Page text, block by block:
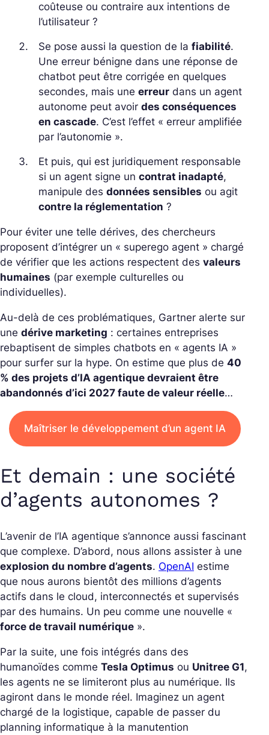
coûteuse ou contraire aux intentions de
l’utilisateur ?
Se pose aussi la question de la fiabilité.
Une erreur bénigne dans une réponse de
chatbot peut être corrigée en quelques
secondes, mais une erreur dans un agent
autonome peut avoir des conséquences
en cascade. C’est l’effet « erreur amplifiée
par l’autonomie ».
Et puis, qui est juridiquement responsable
si un agent signe un contrat inadapté,
manipule des données sensibles ou agit
contre la réglementation ?
Pour éviter une telle dérives, des chercheurs
proposent d’intégrer un « superego agent » chargé
de vérifier que les actions respectent des valeurs
humaines (par exemple culturelles ou
individuelles).
Au-delà de ces problématiques, Gartner alerte sur
une dérive marketing : certaines entreprises
rebaptisent de simples chatbots en « agents IA »
pour surfer sur la hype. On estime que plus de 40
% des projets d’IA agentique devraient être
abandonnés d’ici 2027 faute de valeur réelle…
Maîtriser le développement d’un agent IA
Et demain : une société
d’agents autonomes ?
L’avenir de l’IA agentique s’annonce aussi fascinant
que complexe. D’abord, nous allons assister à une
explosion du nombre d’agents. OpenAI estime
que nous aurons bientôt des millions d’agents
actifs dans le cloud, interconnectés et supervisés
par des humains. Un peu comme une nouvelle «
force de travail numérique ».
Par la suite, une fois intégrés dans des
humanoïdes comme Tesla Optimus ou Unitree G1,
les agents ne se limiteront plus au numérique. Ils
agiront dans le monde réel. Imaginez un agent
chargé de la logistique, capable de passer du
planning informatique à la manutention